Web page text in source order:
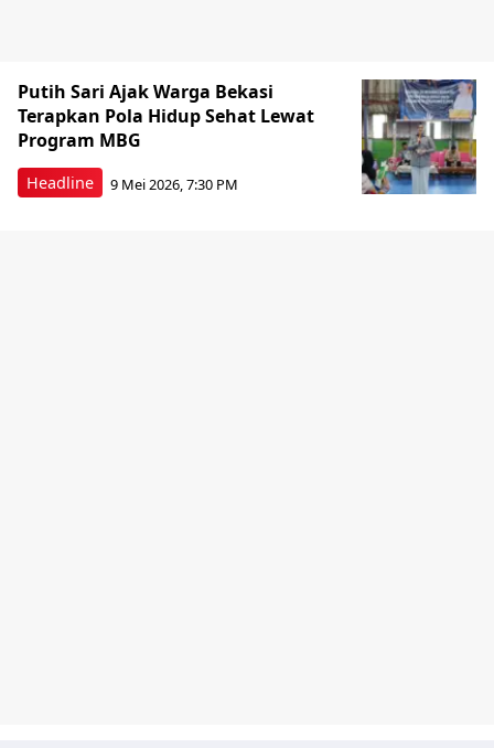
Headline
Putih Sari Ajak Warga Bekasi
Terapkan Pola Hidup Sehat Lewat
Program MBG
9 Mei 2026, 7:30 PM